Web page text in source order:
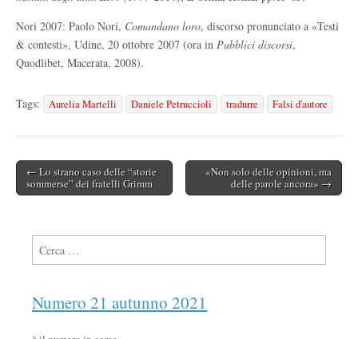
Nori 2007: Paolo Nori, Comandano loro, discorso pronunciato a «Testi
& contesti», Udine, 20 ottobre 2007 (ora in Pubblici discorsi,
Quodlibet, Macerata, 2008).
Tags: Aurelia Martelli Daniele Petruccioli tradurre Falsi d'autore
Post navigation
← Lo strano caso delle “storie
sommerse” dei fratelli Grimm
«Non solo delle opinioni, ma
delle parole ancora» →
Ricerca per:
Numero 21 autunno 2021